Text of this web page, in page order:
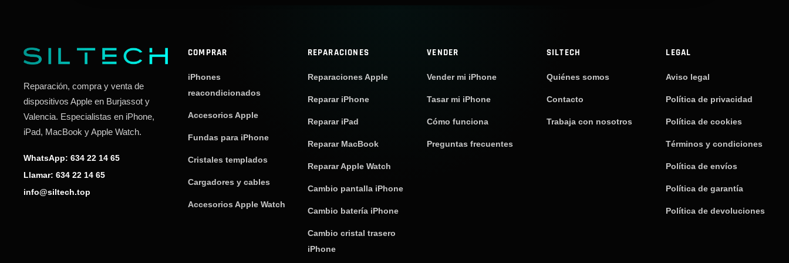
Reparación, compra y venta de
dispositivos Apple en Burjassot y
Valencia. Especialistas en iPhone,
iPad, MacBook y Apple Watch.
WhatsApp: 634 22 14 65
Llamar: 634 22 14 65
info@siltech.top
COMPRAR
iPhones
reacondicionados
Accesorios Apple
Fundas para iPhone
Cristales templados
Cargadores y cables
Accesorios Apple Watch
REPARACIONES
Reparaciones Apple
Reparar iPhone
Reparar iPad
Reparar MacBook
Reparar Apple Watch
Cambio pantalla iPhone
Cambio batería iPhone
Cambio cristal trasero
iPhone
VENDER
Vender mi iPhone
Tasar mi iPhone
Cómo funciona
Preguntas frecuentes
SILTECH
Quiénes somos
Contacto
Trabaja con nosotros
LEGAL
Aviso legal
Política de privacidad
Política de cookies
Términos y condiciones
Política de envíos
Política de garantía
Política de devoluciones